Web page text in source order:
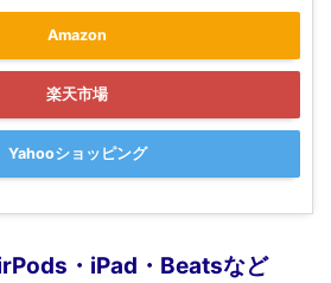
Amazon
楽天市場
Yahooショッピング
・iPad・Beatsなど